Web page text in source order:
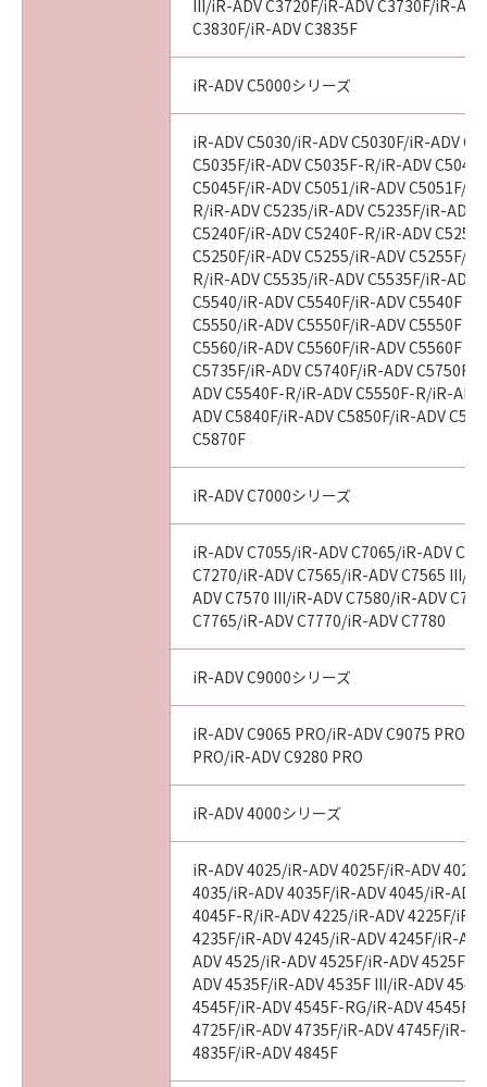
III/iR-ADV C3720F/iR-ADV C3730F/iR-
C3830F/iR-ADV C3835F
iR-ADV C5000シリーズ
iR-ADV C5030/iR-ADV C5030F/iR-ADV
C5035F/iR-ADV C5035F-R/iR-ADV
C5045F/iR-ADV C5051/iR-ADV C5051F/
R/iR-ADV C5235/iR-ADV C5235F/iR-ADV
C5240F/iR-ADV C5240F-R/iR-ADV
C5250F/iR-ADV C5255/iR-ADV C5255F/
R/iR-ADV C5535/iR-ADV C5535F/iR-ADV
C5540/iR-ADV C5540F/iR-ADV C5540F
C5550/iR-ADV C5550F/iR-ADV C5550F
C5560/iR-ADV C5560F/iR-ADV C5560F
C5735F/iR-ADV C5740F/iR-ADV C5750F/
ADV C5540F-R/iR-ADV C5550F-R/iR-
ADV C5840F/iR-ADV C5850F/iR-ADV
C5870F
iR-ADV C7000シリーズ
iR-ADV C7055/iR-ADV C7065/iR-ADV
C7270/iR-ADV C7565/iR-ADV C7565 III/
ADV C7570 III/iR-ADV C7580/iR-ADV
C7765/iR-ADV C7770/iR-ADV C7780
iR-ADV C9000シリーズ
iR-ADV C9065 PRO/iR-ADV C9075 PRO/
PRO/iR-ADV C9280 PRO
iR-ADV 4000シリーズ
iR-ADV 4025/iR-ADV 4025F/iR-ADV
4035/iR-ADV 4035F/iR-ADV 4045/iR-ADV
4045F-R/iR-ADV 4225/iR-ADV 4225F/iR-
4235F/iR-ADV 4245/iR-ADV 4245F/iR-
ADV 4525/iR-ADV 4525F/iR-ADV 4525F
ADV 4535F/iR-ADV 4535F III/iR-ADV
4545F/iR-ADV 4545F-RG/iR-ADV 4545F
4725F/iR-ADV 4735F/iR-ADV 4745F/iR-
4835F/iR-ADV 4845F